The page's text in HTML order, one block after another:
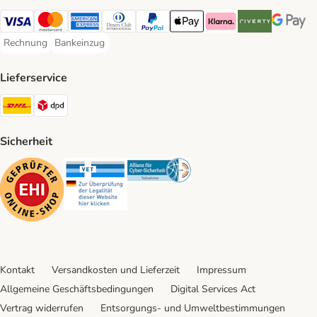
Visa Payment Method
Mastercard Payment Method
American Express Payment Method
Diners Club Payment Method
PayPal Payment Method
Apple Pay Payment Method
Klarna Payment Method
Riverty Payment
Google
Rechnung
Rechnung Payment Method
Bankeinzug
Bankeinzug Payment Method
Lieferservice
DHL Shipping Method
Sicherheit
Security Security Security
Kontakt Versandkosten und Lieferzeit
Impressum
Allgemeine Geschäftsbedingungen
Digital Services Act
Vertrag widerrufen
Entsorgungs- und Umweltbestimmungen